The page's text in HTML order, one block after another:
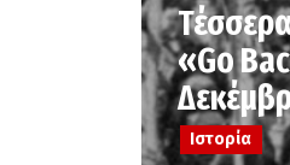
«Go
Ιστορία